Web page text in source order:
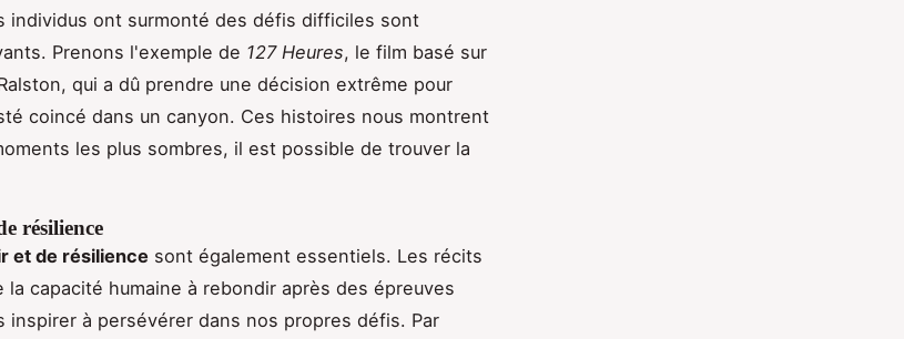
individus ont surmonté des défis difficiles sont
Prenons l'exemple de 127 Heures, le film basé sur
qui a dû prendre une décision extrême pour
coincé dans un canyon. Ces histoires nous montrent
les plus sombres, il est possible de trouver la
résilience
et de résilience sont également essentiels. Les récits
capacité humaine à rebondir après des épreuves
inspirer à persévérer dans nos propres défis. Par